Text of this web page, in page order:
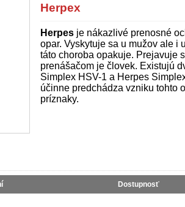
Herpex
Herpes je nákazlivé prenosné
opar. Vyskytuje sa u mužov ale i
táto choroba opakuje. Prejavuje
prenášačom je človek. Existujú
Simplex HSV-1 a Herpes
účinne predchádza vzniku tohto
príznaky.
Dostupnosť